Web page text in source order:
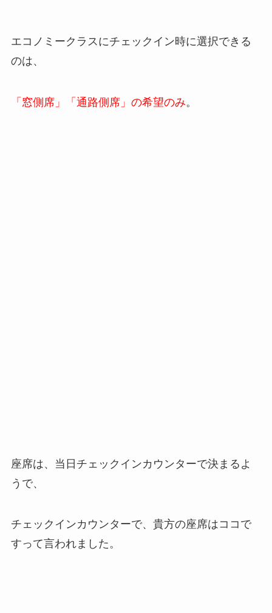
エコノミークラスにチェックイン時に選択できる
のは、
「窓側席」「通路側席」の希望のみ。
座席は、当日チェックインカウンターで決まるよ
うで、
チェックインカウンターで、貴方の座席はココで
すって言われました。